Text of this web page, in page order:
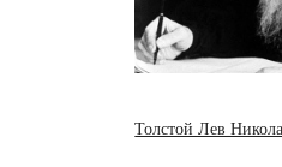
Толстой Лев